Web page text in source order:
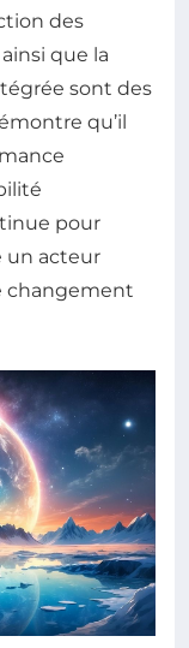
des
que la
sont des
qu’il
pour
un acteur
changement